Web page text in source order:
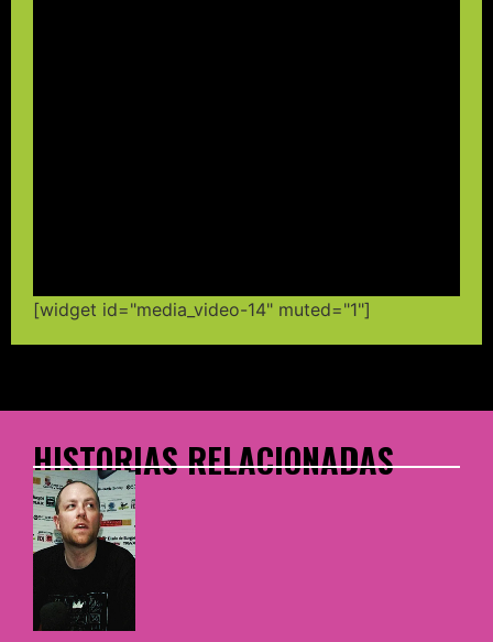
[widget id="media_video-14" muted="1"]
HISTORIAS RELACIONADAS